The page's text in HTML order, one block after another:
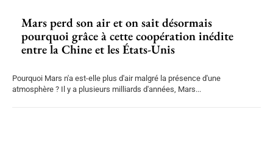
Mars perd son air et on sait désormais
pourquoi grâce à cette coopération inédite
entre la Chine et les États-Unis
Pourquoi Mars n'a est-elle plus d'air malgré la présence d'une
atmosphère ? Il y a plusieurs milliards d'années, Mars...